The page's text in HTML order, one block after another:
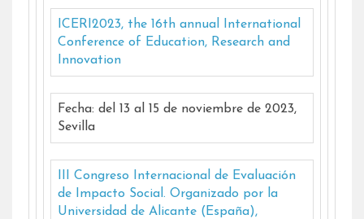
ICERI2023, the 16th annual International
Conference of Education, Research and
Innovation
Fecha: del 13 al 15 de noviembre de 2023,
Sevilla
III Congreso Internacional de Evaluación
de Impacto Social. Organizado por la
Universidad de Alicante (España),